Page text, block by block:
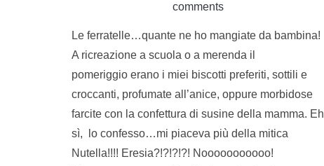
comments
Le ferratelle…quante ne ho mangiate da bambina!
A ricreazione a scuola o a merenda il
pomeriggio erano i miei biscotti preferiti, sottili e
croccanti, profumate all’anice, oppure morbidose
farcite con la confettura di susine della mamma. Eh
sì, lo confesso…mi piaceva più della mitica
Nutella!!!! Eresia?!?!?!?! Nooooooooooo!